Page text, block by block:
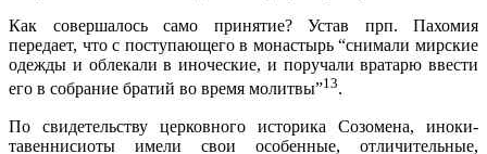
Как совершалось само принятие? Устав прп. Пахомия
передает, что с поступающего в монастырь “снимали мирские
одежды и облекали в иноческие, и поручали вратарю ввести
его в собрание братий во время молитвы”13.
По свидетельству церковного историка Созомена, иноки-
тавеннисиоты имели свои особенные, отличительные,